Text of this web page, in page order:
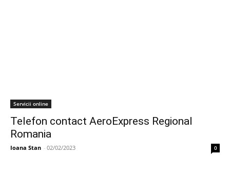
Servicii online
Telefon contact AeroExpress Regional
Romania
Ioana Stan - 02/02/2023 0